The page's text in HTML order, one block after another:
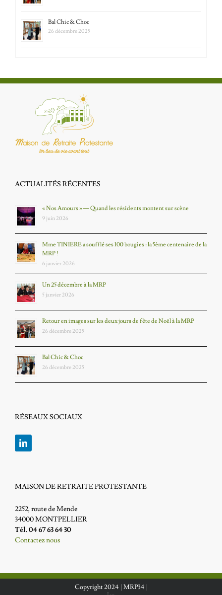
Bal Chic & Choc
26 décembre 2025
ACTUALITÉS RÉCENTES
« Nos Amours » — Quand les résidents montent sur scène
9 juin 2026
Mme TINIERE a soufflé ses 100 bougies : la 5ème centenaire de la
MRP !
6 janvier 2026
Un 25 décembre à la MRP
5 janvier 2026
Retour en images sur les deux jours de fête de Noël à la MRP
26 décembre 2025
Bal Chic & Choc
26 décembre 2025
RÉSEAUX SOCIAUX
MAISON DE RETRAITE PROTESTANTE
2252, route de Mende
34000 MONTPELLIER
Tél. 04 67 63 64 30
Contactez nous
Copyright 2024 | MRP34 |